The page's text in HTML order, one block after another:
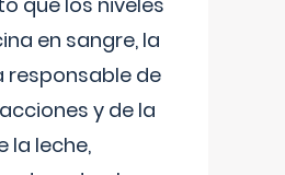
en sangre, la
responsable de
y de la
la leche,